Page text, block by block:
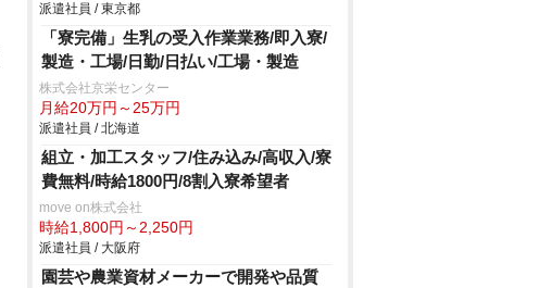
派遣社員 / 東京都
「寮完備」生乳の受入作業業務/即入寮/
製造・工場/日勤/日払い/工場・製造
株式会社京栄センター
月給20万円～25万円
派遣社員 / 北海道
組立・加工スタッフ/住み込み/高収入/寮
費無料/時給1800円/8割入寮希望者
move on株式会社
時給1,800円～2,250円
派遣社員 / 大阪府
園芸や農業資材メーカーで開発や品質